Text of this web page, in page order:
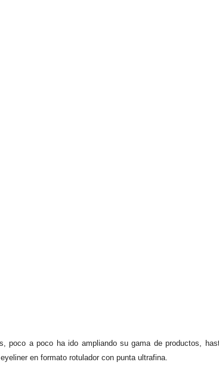
poco a poco ha ido ampliando su gama de productos,
en formato rotulador con punta ultrafina.